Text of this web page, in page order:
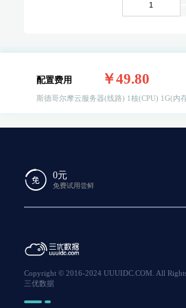
配置费用 ￥49.80
斯德哥尔摩云服务器(线路) 1核(CPU) 1G(内
0元
免费试用尝鲜
Copyright © 2016-2024 UUUIDC.COM. All
三优数据